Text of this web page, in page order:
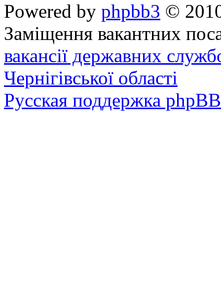
Powered by phpbb3 ©
Заміщення вакантних
вакансії державних
Чернігівської області
Русская поддержка phpBB